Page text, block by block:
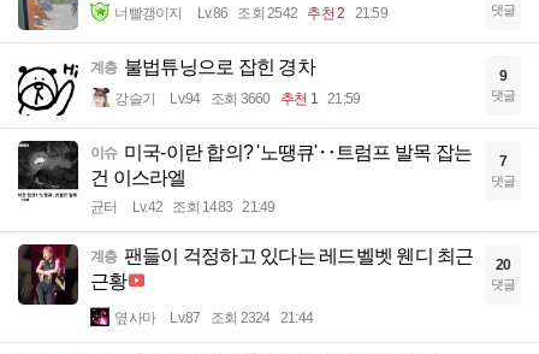
너빨갱이지 Lv.86 조회 2542 추천 2 21:59 댓글
계층 불법튜닝으로 잡힌 경차
강슬기 Lv.94 조회 3660 추천 1 21:59
9
댓글
이슈 미국-이란 합의? '노땡큐'‥트럼프 발목 잡는
건 이스라엘
균터 Lv.42 조회 1483 21:49
7
댓글
계층 팬들이 걱정하고 있다는 레드벨벳 웬디 최근
근황
옆사마 Lv.87 조회 2324 21:44
20
댓글